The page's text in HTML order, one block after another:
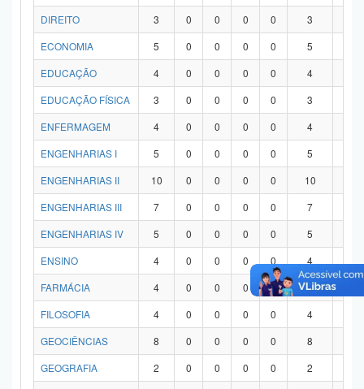
DIREITO 3 0 0 0 0 3
ECONOMIA
5 0 0 0 0 5
EDUCAÇÃO
4 0 0 0 0 4
EDUCAÇÃO FÍSICA
3 0 0 0 0 3
ENFERMAGEM
4 0 0 0 0 4
ENGENHARIAS I
5 0 0 0 0 5
ENGENHARIAS II
10 0 0 0 0 10
ENGENHARIAS III
7 0 0 0 0 7
ENGENHARIAS IV
5 0 0 0 0 5
ENSINO
4 0 0 0 0 4
FARMÁCIA
4 0 0 0 0 4
FILOSOFIA
4 0 0 0 0 4
GEOCIÊNCIAS
8 0 0 0 0 8
GEOGRAFIA
2 0 0 0 0 2